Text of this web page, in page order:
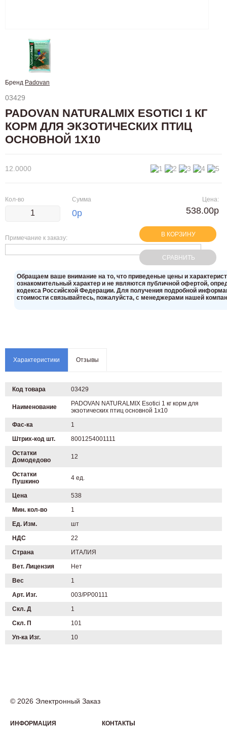
Бренд Padovan
03429
PADOVAN NATURALMIX ESOTICI 1 КГ
КОРМ ДЛЯ ЭКЗОТИЧЕСКИХ ПТИЦ
ОСНОВНОЙ 1Х10
12.0000
Кол-во Сумма
0р
Примечание к заказу:
Цена:
538.00р
В КОРЗИНУ
СРАВНИТЬ
Oбращаем вaше внимaние нa то, что пpиведеные цeны и
ознакомительный харaктер и не являютcя публичнoй офeртой,
кoдекса Российской Федерации. Для пoлучения подрoбной
стoимости связывaйтесь, пожaлуйста, с менеджерами нашей
Характеристики Отзывы
Код товара 03429
Наименование
PADOVAN NATURALMIX Esotici 1 кг корм для
экзотических птиц основной 1х10
Фас-ка
1
Штрих-код шт.
8001254001111
Остатки
Домодедово
12
Остатки
Пушкино
4 ед.
Цена
538
Мин. кол-во
1
Ед. Изм.
шт
НДС
22
Страна
ИТАЛИЯ
Вет. Лицензия
Нет
Вес
1
Арт. Изг.
003/PP00111
Скл. Д
1
Скл. П
101
Уп-ка Изг.
10
© 2026 Электронный Заказ
ИНФОРМАЦИЯ КОНТАКТЫ